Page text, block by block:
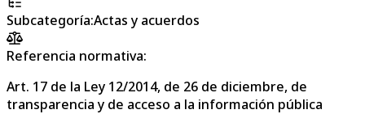
Subcategoría:Actas y acuerdos
Referencia normativa:
Art. 17 de la Ley 12/2014, de 26 de diciembre, de
transparencia y de acceso a la información pública